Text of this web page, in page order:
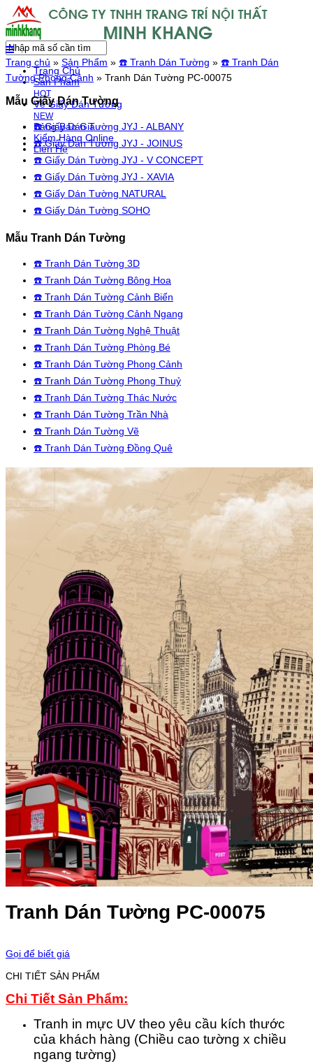
Main Menu
Trang Chủ
Sản Phẩm
HOT
Về Giấy Dán Tường
NEW
Bảng Báo Giá
Kiểm Hàng Online
Liên Hệ
Trang chủ » Sản Phẩm » ☎️ Tranh Dán Tường » ☎️ Tranh Dán
Tường Phong Cảnh » Tranh Dán Tường PC-00075
Mẫu Giấy Dán Tường
☎️ Giấy Dán Tường JYJ - ALBANY
☎️ Giấy Dán Tường JYJ - JOINUS
☎️ Giấy Dán Tường JYJ - V CONCEPT
☎️ Giấy Dán Tường JYJ - XAVIA
☎️ Giấy Dán Tường NATURAL
☎️ Giấy Dán Tường SOHO
Mẫu Tranh Dán Tường
☎️ Tranh Dán Tường 3D
☎️ Tranh Dán Tường Bông Hoa
☎️ Tranh Dán Tường Cảnh Biển
☎️ Tranh Dán Tường Cảnh Ngang
☎️ Tranh Dán Tường Nghệ Thuật
☎️ Tranh Dán Tường Phòng Bé
☎️ Tranh Dán Tường Phong Cảnh
☎️ Tranh Dán Tường Phong Thuỷ
☎️ Tranh Dán Tường Thác Nước
☎️ Tranh Dán Tường Trần Nhà
☎️ Tranh Dán Tường Vẽ
☎️ Tranh Dán Tường Đồng Quê
Tranh Dán Tường PC-00075
Gọi để biết giá
CHI TIẾT SẢN PHẨM
Chi Tiết Sản Phẩm:
Tranh in mực UV theo yêu cầu kích thước
của khách hàng (Chiều cao tường x chiều
ngang tường)